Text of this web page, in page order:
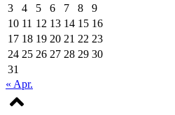
3
4 5 6 7 8
9
10 11 12 13 14 15 16
17 18 19 20 21 22 23
24 25 26 27 28 29 30
31
« Apr.